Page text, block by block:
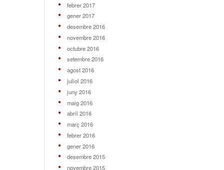
febrer 2017
gener 2017
desembre 2016
novembre 2016
octubre 2016
setembre 2016
agost 2016
juliol 2016
juny 2016
maig 2016
abril 2016
març 2016
febrer 2016
gener 2016
desembre 2015
novembre 2015